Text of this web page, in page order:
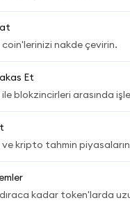
coin'lerinizi nakde çevirin.
Et
blokzincirleri arasında
ve kripto tahmin
kadar token'larda